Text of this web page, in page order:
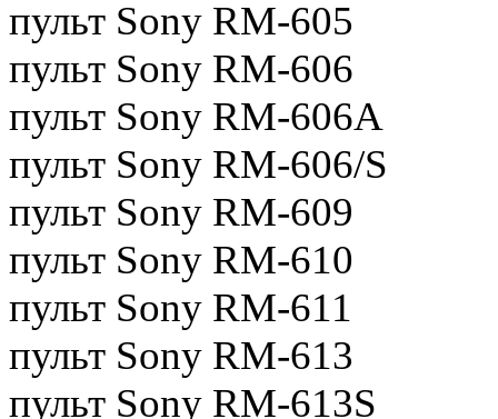
пульт Sony RM-605
пульт Sony RM-606
пульт Sony RM-606A
пульт Sony RM-606/S
пульт Sony RM-609
пульт Sony RM-610
пульт Sony RM-611
пульт Sony RM-613
пульт Sony RM-613S